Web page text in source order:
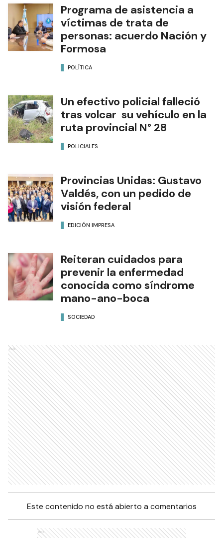
Programa de asistencia a
víctimas de trata de
personas: acuerdo Nación y
Formosa
POLÍTICA
Un efectivo policial falleció
tras volcar su vehículo en la
ruta provincial N° 28
POLICIALES
Provincias Unidas: Gustavo
Valdés, con un pedido de
visión federal
EDICIÓN IMPRESA
Reiteran cuidados para
prevenir la enfermedad
conocida como síndrome
mano-ano-boca
SOCIEDAD
Ads
Este contenido no está abierto a comentarios
Ads